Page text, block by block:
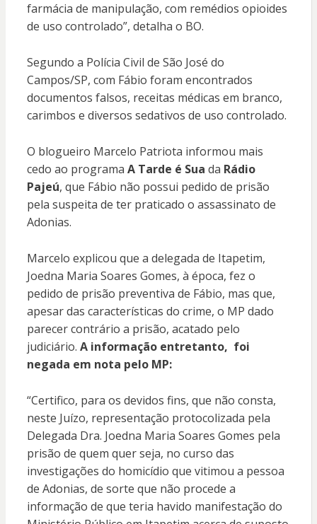
farmácia de manipulação, com remédios opioides
de uso controlado”, detalha o BO.
Segundo a Polícia Civil de São José do
Campos/SP, com Fábio foram encontrados
documentos falsos, receitas médicas em branco,
carimbos e diversos sedativos de uso controlado.
O blogueiro Marcelo Patriota informou mais
cedo ao programa A Tarde é Sua da Rádio
Pajeú, que Fábio não possui pedido de prisão
pela suspeita de ter praticado o assassinato de
Adonias.
Marcelo explicou que a delegada de Itapetim,
Joedna Maria Soares Gomes, à época, fez o
pedido de prisão preventiva de Fábio, mas que,
apesar das características do crime, o MP dado
parecer contrário a prisão, acatado pelo
judiciário. A informação entretanto, foi
negada em nota pelo MP:
“Certifico, para os devidos fins, que não consta,
neste Juízo, representação protocolizada pela
Delegada Dra. Joedna Maria Soares Gomes pela
prisão de quem quer seja, no curso das
investigações do homicídio que vitimou a pessoa
de Adonias, de sorte que não procede a
informação de que teria havido manifestação do